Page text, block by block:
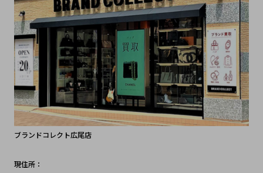
ブランドコレクト広尾店
現住所：